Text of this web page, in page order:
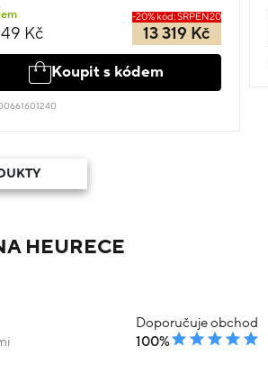
Kč
-20% kód: SRPEN20
13 319 Kč
Koupit s kódem
HEURECE
Doporučuje obchod
100%